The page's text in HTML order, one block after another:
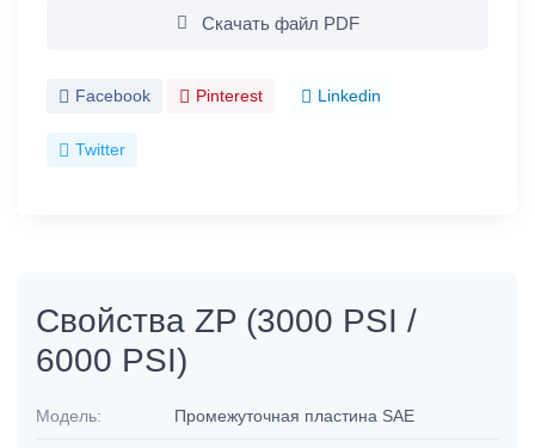
Скачать файл PDF
Facebook Pinterest Linkedin
Twitter
Свойства ZP (3000 PSI /
6000 PSI)
Модель: Промежуточная пластина SAE